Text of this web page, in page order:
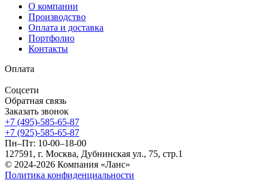
О компании
Производство
Оплата и доставка
Портфолио
Контакты
Оплата
Соцсети
Обратная связь
Заказать звонок
+7 (495)-585-65-87
+7 (925)-585-65-87
Пн–Пт: 10-00–18-00
127591, г. Москва, Дубнинская ул., 75, стр.1
© 2024-2026 Компания «Ланс»
Политика конфиденциальности